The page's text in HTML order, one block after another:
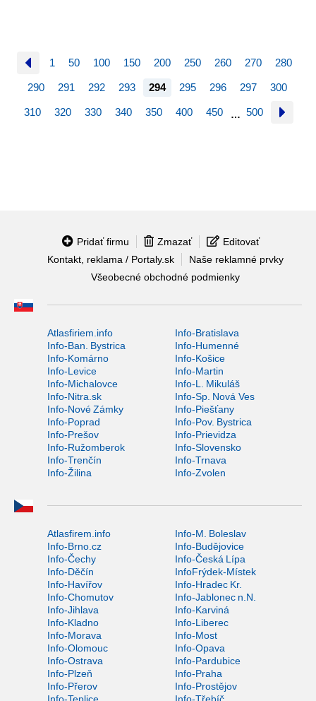
1 50 100 150 200 250 260 270 280
290 291 292 293 294 295 296 297 300
310 320 330 340 350 400 450 … 500
Pridať firmu Zmazať
Editovať
Kontakt, reklama / Portaly.sk
Naše reklamné prvky
Všeobecné obchodné podmienky
Atlasfiriem.info
Info-Bratislava
Info-Ban. Bystrica
Info-Humenné
Info-Komárno
Info-Košice
Info-Levice
Info-Martin
Info-Michalovce
Info-L. Mikuláš
Info-Nitra.sk
Info-Sp. Nová Ves
Info-Nové Zámky
Info-Piešťany
Info-Poprad
Info-Pov. Bystrica
Info-Prešov
Info-Prievidza
Info-Ružomberok
Info-Slovensko
Info-Trenčín
Info-Trnava
Info-Žilina
Info-Zvolen
Atlasfirem.info
Info-M. Boleslav
Info-Brno.cz
Info-Budějovice
Info-Čechy
Info-Česká Lípa
Info-Děčín
InfoFrýdek-Místek
Info-Havířov
Info-Hradec Kr.
Info-Chomutov
Info-Jablonec n.N.
Info-Jihlava
Info-Karviná
Info-Kladno
Info-Liberec
Info-Morava
Info-Most
Info-Olomouc
Info-Opava
Info-Ostrava
Info-Pardubice
Info-Plzeň
Info-Praha
Info-Přerov
Info-Prostějov
Info-Teplice
Info-Třebíč